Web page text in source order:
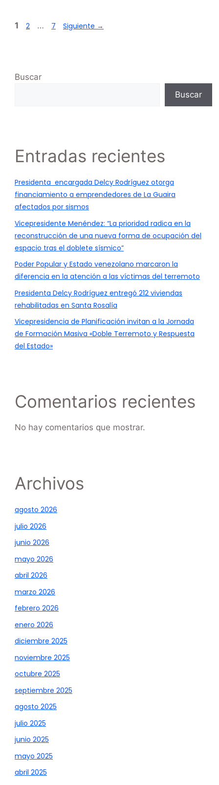
1 2 … 7 Siguiente →
Buscar
Buscar
Entradas recientes
Presidenta encargada Delcy Rodríguez otorga
financiamiento a emprendedores de La Guaira
afectados por sismos
Vicepresidente Menéndez: “La prioridad radica en la
reconstrucción de una nueva forma de ocupación del
espacio tras el doblete sísmico”
Poder Popular y Estado venezolano marcaron la
diferencia en la atención a las víctimas del terremoto
Presidenta Delcy Rodríguez entregó 212 viviendas
rehabilitadas en Santa Rosalía
Vicepresidencia de Planificación invitan a la Jornada
de Formación Masiva «Doble Terremoto y Respuesta
del Estado»
Comentarios recientes
No hay comentarios que mostrar.
Archivos
agosto 2026
julio 2026
junio 2026
mayo 2026
abril 2026
marzo 2026
febrero 2026
enero 2026
diciembre 2025
noviembre 2025
octubre 2025
septiembre 2025
agosto 2025
julio 2025
junio 2025
mayo 2025
abril 2025